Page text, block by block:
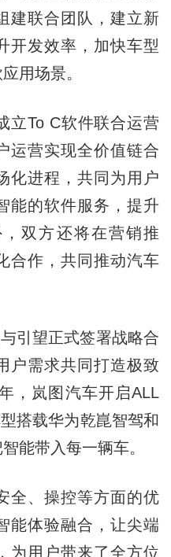
建联合团队，建立新
开发效率，加快车型
用场景。
To C软件联合运营
运营实现全价值链合
化进程，共同为用户
能的软件服务，提升
双方还将在营销推
合作，共同推动汽车
望正式签署战略合
户需求共同打造极致
，岚图汽车开启ALL
搭载华为乾崑智驾和
能带入每一辆车。
、操控等方面的优
能体验融合，让尖端
为用户带来了全方位